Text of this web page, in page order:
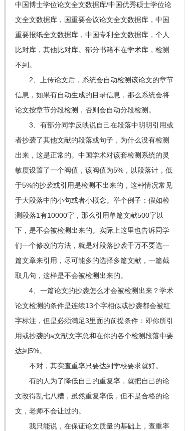
中国博士学位论文全文数据库/中国优秀硕士学位论
文全文数据库，国重要会议论文全文数据库，中国
重要报纸全文数据库，中国专利全文数据库，个人
比对库，其他比对库。部分书籍不在学术库，检测
不到。
2、上传论文后，系统会自动检测该论文的章节
信息，如果有自动生成的目录信息，那么系统会将
论文按章节分段检测，否则会自动分段检测。
3、有部分同学反映说自己在段落中明明引用或
者抄袭了其他文献的段落或句子，为什么没有检测
出来，这是正常的。中国学术对该套检测系统的灵
敏度设置了一个阀值，该阀值为5%，以段落计，低
于5%的抄袭或引用是检测不出来的，这种情况常见
于大段落中的小句或者小概念。举个例子：假如检
测段落1有10000字，那么引用单篇文献500字以
下，是不会被检测出来的。实际上这里也告诉同学
们一个修改的方法，就是对段落抄袭千万不要选一
篇文章来引用，尽可能多的选择多篇文献，一篇截
取几句，这样是不会被检测出来的。
4、一篇论文的抄袭怎么才会被检测出来？学术
论文检测的条件是连续13个字相似或抄袭都会被红
字标注，但是必须满足3里面的前提条件：即你所引
用或抄袭的a文献文字总和在你的各个检测段落中要
达到5%。
不对，其实查重率只要达到学校要求就好。
有的人为了降低自己的重复率，就把自己的论
文改得乱七八糟，虽然重复率低，但不是合格的论
文，老师不会让过的。
我只能说，在保证论文质量的基础上，查重率